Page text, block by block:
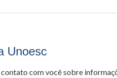
Unoesc
com você sobre